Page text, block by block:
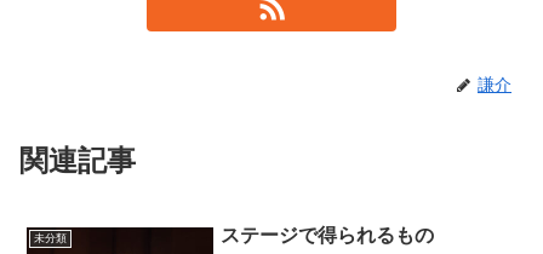
謙介
関連記事
未分類 ステージで得られるもの